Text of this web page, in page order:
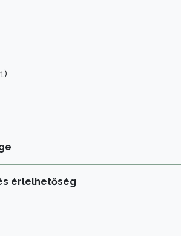
érlelhetőség